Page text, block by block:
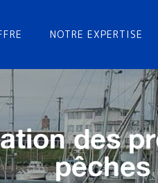
NOTRE EXPERTISE
des
pêches